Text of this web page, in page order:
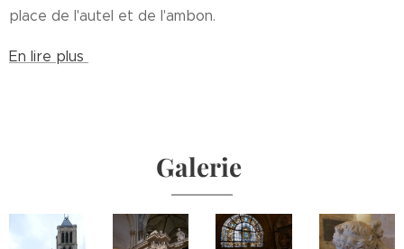
place de l'autel et de l'ambon.
En lire plus
Galerie